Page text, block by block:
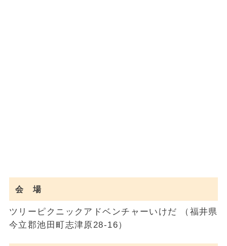
会 場
ツリーピクニックアドベンチャーいけだ （福井県
今立郡池田町志津原28-16）